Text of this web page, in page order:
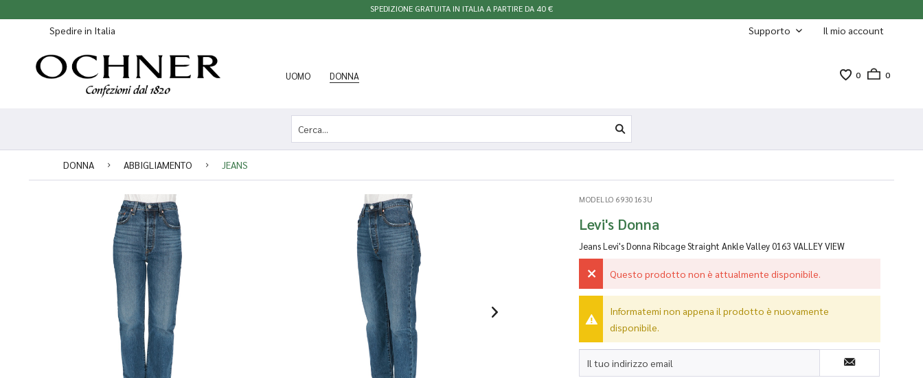
SPEDIZIONE GRATUITA IN ITALIA A PARTIRE DA 40 €
Spedire in Italia Il mio account
Supporto
UOMO DONNA 0 0
DONNA ABBIGLIAMENTO JEANS
MODELLO 6930163U
Levi's Donna
Jeans Levi's Donna Ribcage Straight Ankle Valley0163 VALLEY VIEW
Questo prodotto non è attualmente disponibile.
Informatemi non appena il prodotto è nuovamente
disponibile.